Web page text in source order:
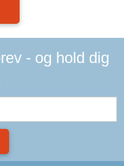
- og hold dig